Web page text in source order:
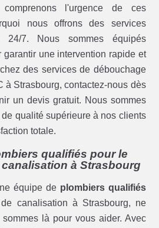
comprenons l'urgence de ces
nous offrons des services
24/7. Nous sommes équipés
une intervention rapide et
des services de débouchage
à Strasbourg, contactez-nous dès
un devis gratuit. Nous sommes
qualité supérieure à nos clients
totale.
qualifiés pour le
à Strasbourg
équipe de plombiers qualifiés
canalisation à Strasbourg, ne
là pour vous aider. Avec